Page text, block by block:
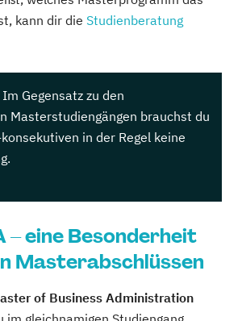
kann dir die Studienberatung
Im Gegensatz zu den
Masterstudiengängen brauchst du
in der Regel keine
– eine Besonderheit
Masterabschlüssen
of Business Administration